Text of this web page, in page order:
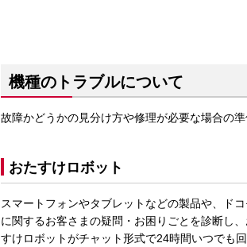
機種のトラブルについて
故障かどうかの見分け方や修理が必要な場合の
おたすけロボット
スマートフォンやタブレットなどの製品や、ド
に関するお客さまの疑問・お困りごとを診断し
すけロボットがチャット形式で24時間いつでも